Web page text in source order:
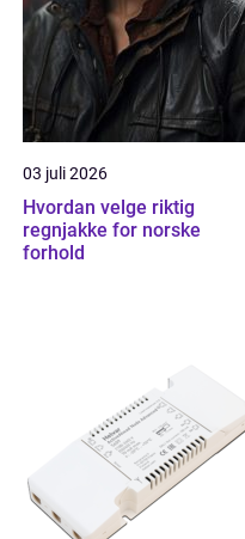
03 juli 2026
Hvordan velge riktig
regnjakke for norske
forhold